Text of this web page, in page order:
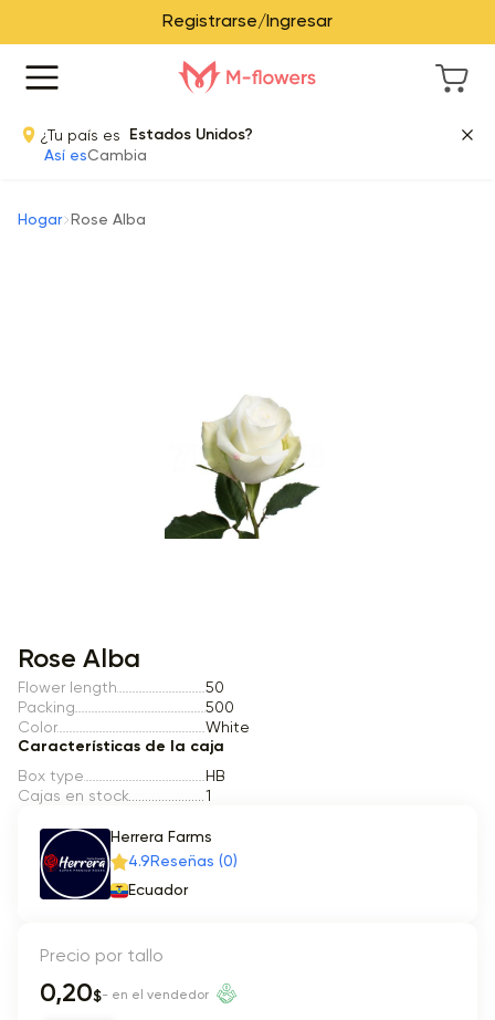
Registrarse/Ingresar
¿Tu país es
Estados Unidos?
Así esCambia
Hogar Rose Alba
Item 1 of 1
Rose Alba
Flower length
50
Packing
500
Color
White
Características de la caja
Box type
HB
Cajas en stock
1
Herrera Farms
4.9 Reseñas (0)
Ecuador
Precio por tallo
0,20$- en el vendedor